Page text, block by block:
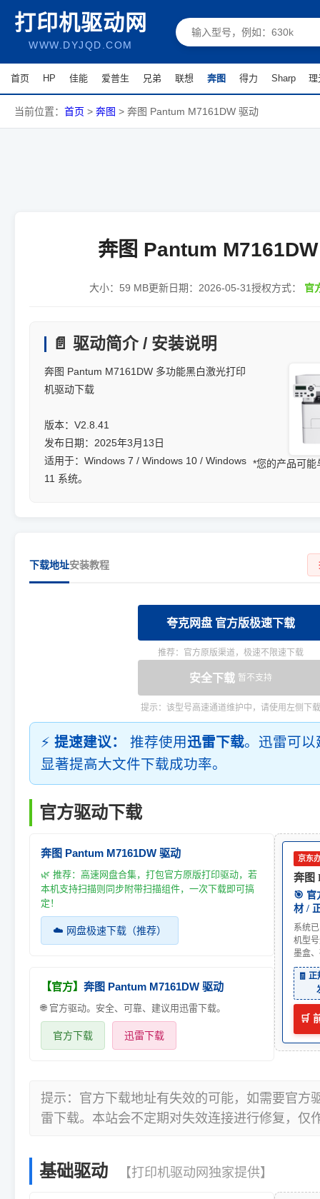
打印机驱动网
WWW.DYJQD.COM
首页 HP 佳能 爱普生 兄弟 联想 奔图 得力 Sharp 理
当前位置： 首页 > 奔图 > 奔图 Pantum M7161DW 驱动
奔图 Pantum
大小： 59 MB更新日期： 2026-05-31授权方式： 官
📄 驱动简介 / 安装说明
奔图 Pantum M7161DW 多功能黑白激光打印
机驱动下载
版本：V2.8.41
发布日期：2025年3月13日
适用于：Windows 7 / Windows 10 / Windows
11 系统。
*您的产品可能
下载地址安装教程
夸克网盘 官方版极速下载
推荐：官方原版渠道，极速不限速下载
安全下载 暂不支持
提示：该型号高速通道维护中，请使用左侧下载
⚡ 提速建议： 推荐使用迅雷下载。迅雷可
显著提高大文件下载成功率。
官方驱动下载
奔图 Pantum M7161DW 驱动
🌿 推荐：高速网盘合集，打包官方原版打印驱动，若
本机支持扫描则同步附带扫描组件，一次下载即可搞
定！
☁️ 网盘极速下载（推荐）
【官方】 奔图 Pantum M7161DW 驱动
🌐 官方驱动。安全、可靠、建议用迅雷下载。
官方下载 迅雷下载
京东
奔图
🎯 官
材 /
系统
机型
墨盒
🧾
🛒
提示：官方下载地址有失效的可能，如需要官方
雷下载。本站会不定期对失效连接进行修复，仅
基础驱动 【打印机驱动网独家提供】